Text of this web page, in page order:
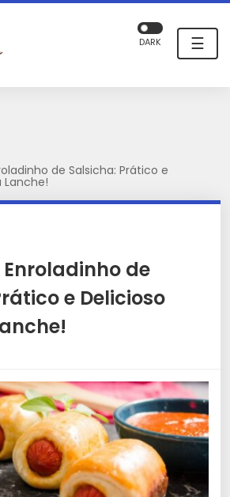
☰
DARK
de Salsicha: Prático e
Lanche!
de
e Delicioso